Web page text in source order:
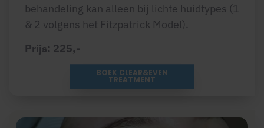
behandeling kan alleen bij lichte huidtypes (1
& 2 volgens het Fitzpatrick Model).
Prijs: 225,-
BOEK CLEAR&EVEN
TREATMENT